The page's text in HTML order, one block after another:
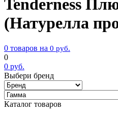
Tenderness
(Натурелла
0 товаров на 0 руб.
0
0 руб.
Выбери бренд
Каталог товаров